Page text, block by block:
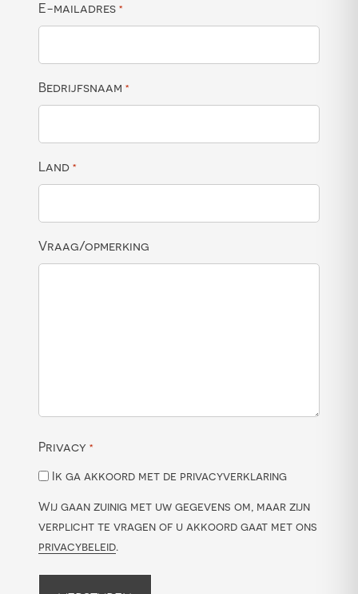
E-mailadres *
Bedrijfsnaam *
Land *
Vraag/opmerking
Privacy *
Ik ga akkoord met de privacyverklaring
Wij gaan zuinig met uw gegevens om, maar zijn
verplicht te vragen of u akkoord gaat met ons
privacybeleid.